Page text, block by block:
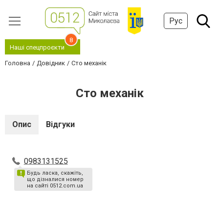
Рус
Наші спецпроєкти
8
Головна Довідник Сто механік
Сто механік
Опис Відгуки
0983131525
Будь ласка, скажіть,
що дізналися номер
на сайті 0512.com.ua